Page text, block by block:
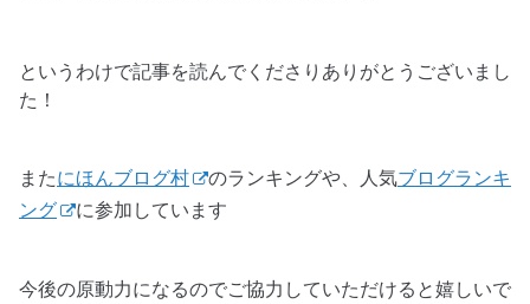
というわけで記事を読んでくださりありがとうございまし
た！
またにほんブログ村 のランキングや、人気ブログランキ
ング
に参加しています
今後の原動力になるのでご協力していただけると嬉しいで